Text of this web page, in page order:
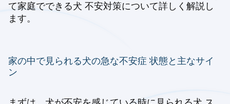
て家庭でできる犬 不安対策について詳しく解説し
ます。
家の中で見られる犬の急な不安症 状態と主なサイ
ン